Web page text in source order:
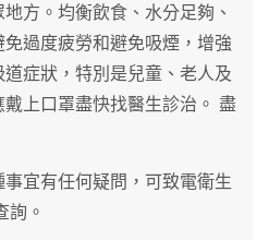
方。均衡飲食、水分足夠、
過度疲勞和避免吸煙，增強
症狀，特別是兒童、老人及
上口罩盡快找醫生診治。 盡
宜有任何疑問，可致電衛生
詢。